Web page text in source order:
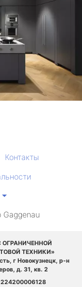
Контакты
ТЕХНИКИ»
г Новокузнецк, р-н
д. 31, кв. 2